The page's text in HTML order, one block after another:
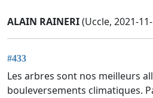
ALAIN RAINERI(Uccle, 2021-
#433
Les arbres sont nos meilleurs
bouleversements climatiques.